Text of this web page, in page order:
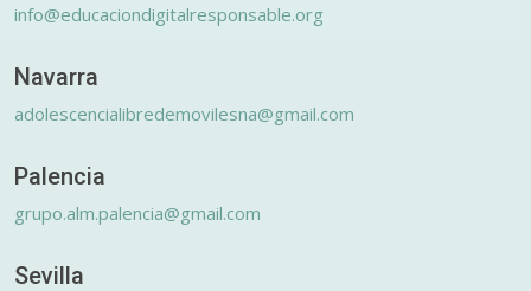
info@educaciondigitalresponsable.org
Navarra
adolescencialibredemovilesna@gmail.com
Palencia
grupo.alm.palencia@gmail.com
Sevilla